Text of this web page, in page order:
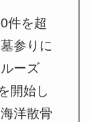
件を超
参りに
ーズ
開始し
洋散骨